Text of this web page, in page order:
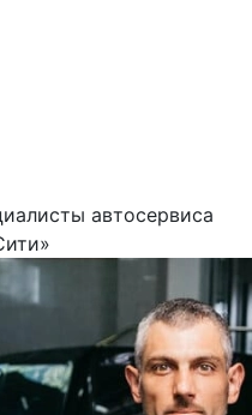
автосервиса